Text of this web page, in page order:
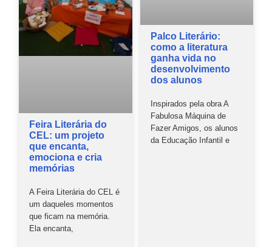
Feira Literária do
CEL: um projeto
que encanta,
emociona e cria
memórias
A Feira Literária do CEL é
um daqueles momentos
que ficam na memória.
Ela encanta,
Palco Literário:
como a literatura
ganha vida no
desenvolvimento
dos alunos
Inspirados pela obra A
Fabulosa Máquina de
Fazer Amigos, os alunos
da Educação Infantil e